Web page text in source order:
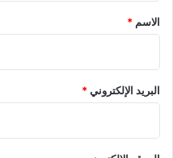
*
الاسم *
البريد الإلكتروني*